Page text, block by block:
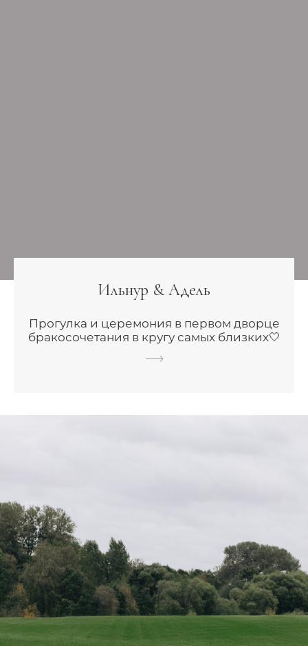
Ильнур & Адель
Прогулка и церемония в первом дворце
бракосочетания в кругу самых близких🤍